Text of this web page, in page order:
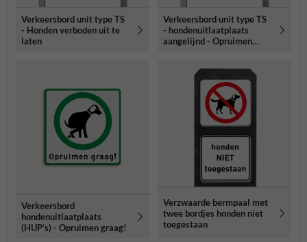
Verkeersbord unit type TS
- Honden verboden uit te
laten
Verkeersbord unit type TS
- hondenuitlaatplaats
aangelijnd - Opruimen
Verkeersbord
hondenuitlaatplaats
(HUP’s) - Opruimen graag!
Verzwaarde bermpaal met
twee bordjes honden niet
toegestaan